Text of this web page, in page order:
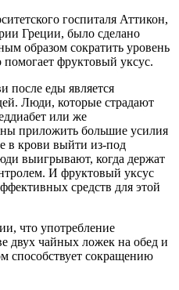
госпиталя Аттикон,
Греции, было сделано
образом сократить уровень
фруктовый уксус.
после еды является
Люди, которые страдают
или же
приложить большие усилия
в крови выйти из-под
выигрывают, когда держат
И фруктовый уксус
средств для этой
что употребление
двух чайных ложек на обед и
способствует сокращению